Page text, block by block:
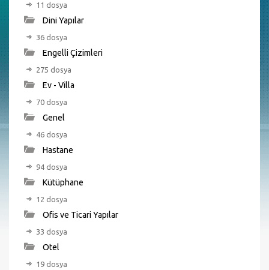
11 dosya
Dini Yapılar
36 dosya
Engelli Çizimleri
275 dosya
Ev - Villa
70 dosya
Genel
46 dosya
Hastane
94 dosya
Kütüphane
12 dosya
Ofis ve Ticari Yapılar
33 dosya
Otel
19 dosya